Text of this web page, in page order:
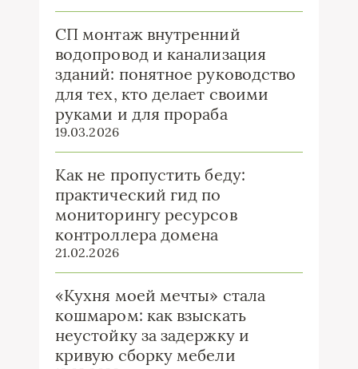
СП монтаж внутренний
водопровод и канализация
зданий: понятное руководство
для тех, кто делает своими
руками и для прораба
19.03.2026
Как не пропустить беду:
практический гид по
мониторингу ресурсов
контроллера домена
21.02.2026
«Кухня моей мечты» стала
кошмаром: как взыскать
неустойку за задержку и
кривую сборку мебели